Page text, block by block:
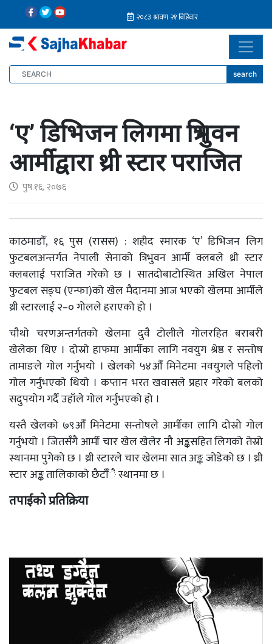
search
‘ए’ डिभिजन लिगमा त्रिभुवन
आर्मीद्वारा थ्री स्टार पराजित
पुष १६, २०७६
काठमाडौँ, १६ पुस (रासस) : शहीद स्मारक ‘ए’ डिभिजन लिग
फुटबलअन्तर्गत नेपाली सेनाको त्रिभुवन आर्मी क्लबले थ्री स्टार
क्लबलाई पराजित गरेको छ । सातदोबाटोस्थित अखिल नेपाल
फुटबल सङ्घ (एन्फा)को खेल मैदानमा आज भएको खेलमा आर्मीले
थ्री स्टारलाई २–० गोलले हराएको हो ।
चौथो चरणअन्तर्गतको खेलमा दुवै टोलीले गोलरहित बराबरी
खेलेका थिए । दोस्रो हाफमा आर्मीका लागि नवयुग श्रेष्ठ र सन्तोष
तामाङले गोल गर्नुभयो । खेलको ५४औँ मिनेटमा नवयुगले पहिलो
गोल गर्नुभएको थियो । कप्तान भरत खवासले प्रहार गरेको बलको
सदुपयोग गर्दै उहाँले गोल गर्नुभएको हो ।
यस्तै खेलको ७९औँ मिनेटमा सन्तोषले आर्मीका लागि दोस्रो गोल
गर्नुभयो । जितसँगै आर्मी चार खेल खेलेर नौ अङ्कसहित लिगको तेस्रो
स्थानमा पुगेको छ । थ्री स्टारले चार खेलमा सात अङ्क जोडेको छ । थ्री
स्टार अङ्क तालिकाको छैटाँँै स्थानमा छ ।
तपाईको प्रतिक्रिया